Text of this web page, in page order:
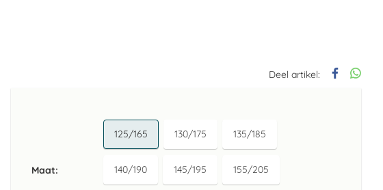
Deel artikel:
Maat
125/165 130/175 135/185
140/190 145/195 155/205